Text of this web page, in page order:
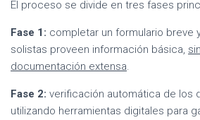
El proceso se divide en tres fases
Fase 1: completar un formulario breve
solistas proveen información básica,
documentación extensa.
Fase 2: verificación automática de los
utilizando herramientas digitales para